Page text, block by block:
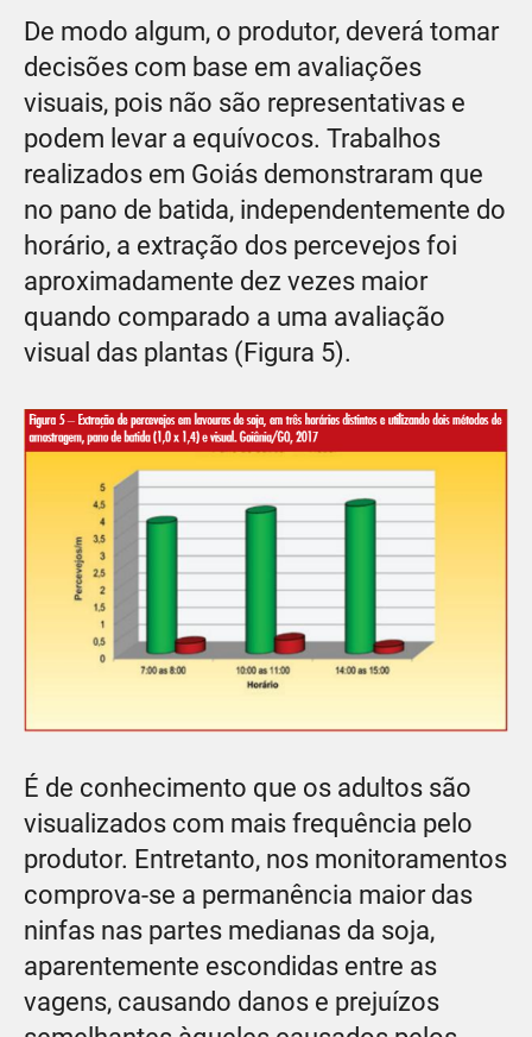
De modo algum, o produtor, deverá tomar
decisões com base em avaliações
visuais, pois não são representativas e
podem levar a equívocos. Trabalhos
realizados em Goiás demonstraram que
no pano de batida, independentemente do
horário, a extração dos percevejos foi
aproximadamente dez vezes maior
quando comparado a uma avaliação
visual das plantas (Figura 5).
É de conhecimento que os adultos são
visualizados com mais frequência pelo
produtor. Entretanto, nos monitoramentos
comprova-se a permanência maior das
ninfas nas partes medianas da soja,
aparentemente escondidas entre as
vagens, causando danos e prejuízos